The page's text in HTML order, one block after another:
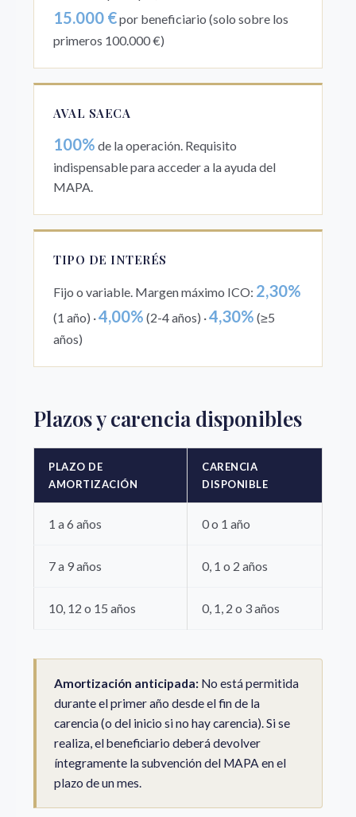
15.000 €por beneficiario (solo sobre los
primeros 100.000 €)
AVAL SAECA
100% de la operación. Requisito
indispensable para acceder a la ayuda del
MAPA.
TIPO DE INTERÉS
Fijo o variable. Margen máximo ICO: 2,30%
(1 año) ·4,00% (2-4 años) ·4,30% (≥5
años)
Plazos y carencia disponibles
PLAZO DE
AMORTIZACIÓN
CARENCIA
DISPONIBLE
1 a 6 años 0 o 1 año
7 a 9 años 0, 1 o 2 años
10, 12 o 15 años 0, 1, 2 o 3 años
Amortización anticipada: No está permitida
durante el primer año desde el fin de la
carencia (o del inicio si no hay carencia). Si se
realiza, el beneficiario deberá devolver
íntegramente la subvención del MAPA en el
plazo de un mes.